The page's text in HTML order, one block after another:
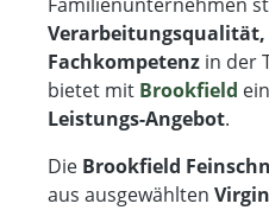
Fachkompetenz in der
bietet mit Brookfield ein
Leistungs-Angebot.
Die Brookfield
aus ausgewählten